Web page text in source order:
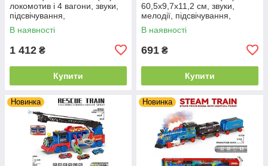
локомотив і 4 вагони, звуки,
підсвічування,
парогенерація, на
батарейках, в коробці
В наявності
1 412 ₴
Купити
60,5х9,7х11,2 см, звуки,
мелодії, підсвічування,
парогенерація, інерція, 2
вагони і локомотив, в коробці
В наявності
691 ₴
Купити
Новинка Новинка